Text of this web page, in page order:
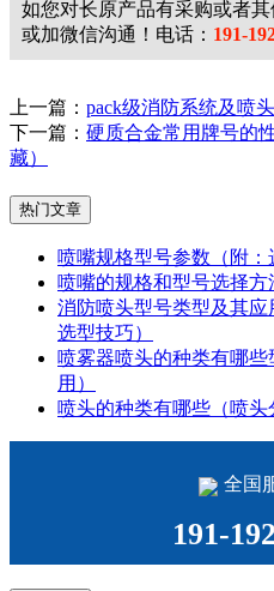
如您对长原产品有采购或者
或加微信沟通！电话： 191-
上一篇： pack级消防系统及喷
下一篇： 硬质合金常用牌号的
藏）
热门文章
喷嘴规格型号参数（附：
喷嘴的规格和型号选择方
消防喷头型号类型及其
选型技巧）
喷雾器喷头的种类有哪
用）
喷头的种类有哪些（喷头
全国
191-